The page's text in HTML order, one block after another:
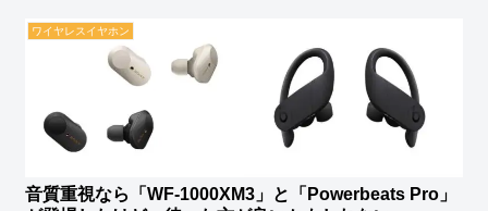
ワイヤレスイヤホン
音質重視なら「WF-1000XM3」と「Powerbeats Pro」